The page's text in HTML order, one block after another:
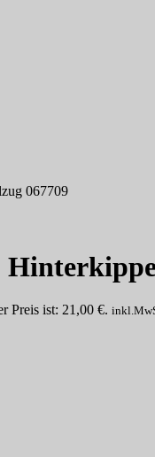
067709
Preis ist: 21,00 €.